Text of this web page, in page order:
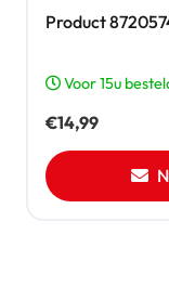
Product
Voor 15u
€14,99